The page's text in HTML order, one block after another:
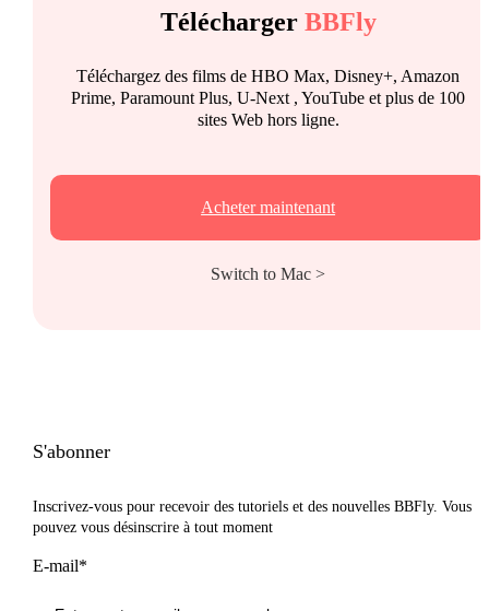
Télécharger BBFly
Téléchargez des films de HBO Max, Disney+, Amazon
Prime, Paramount Plus, U-Next , YouTube et plus de 100
sites Web hors ligne.
Acheter maintenant
Switch to Mac >
S'abonner
Inscrivez-vous pour recevoir des tutoriels et des nouvelles BBFly. Vous
pouvez vous désinscrire à tout moment
E-mail*